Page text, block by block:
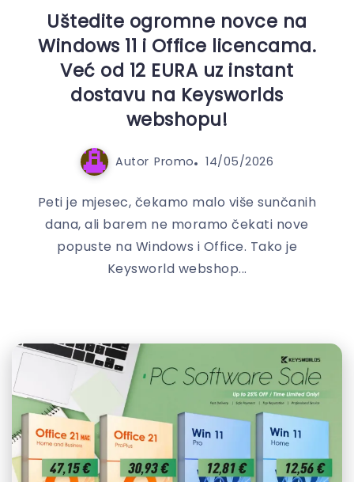
Uštedite ogromne novce na
Windows 11 i Office licencama.
Već od 12 EURA uz instant
dostavu na Keysworlds
webshopu!
Autor Promo 14/05/2026
Peti je mjesec, čekamo malo više sunčanih
dana, ali barem ne moramo čekati nove
popuste na Windows i Office. Tako je
Keysworld webshop...